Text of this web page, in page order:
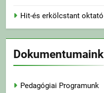
Hit-és erkölcstant
Dokumentumaink
Pedagógiai Programunk